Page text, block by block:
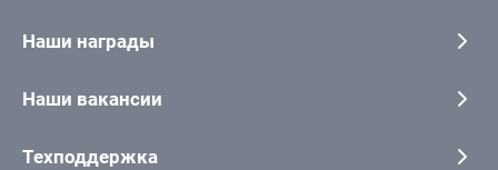
Наши награды
Наши вакансии
Техподдержка